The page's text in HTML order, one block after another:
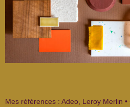
Mes références : Adeo, Leroy Merlin •